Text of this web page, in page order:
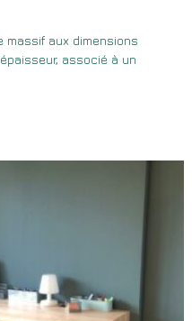
massif aux dimensions
associé à un